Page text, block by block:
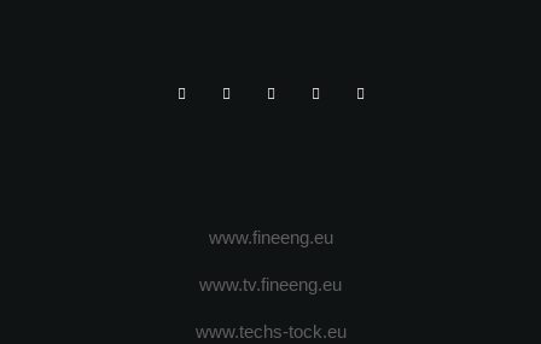
www.fineeng.eu
www.tv.fineeng.eu
www.techs-tock.eu